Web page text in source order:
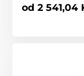
od 2 541,04